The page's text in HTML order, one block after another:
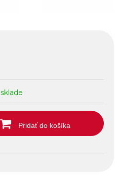
Pridať do košíka